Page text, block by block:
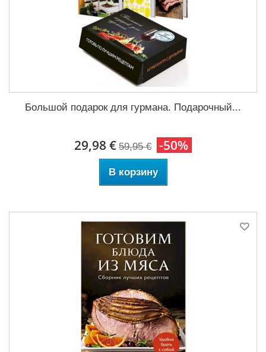
Большой подарок для гурмана. Подарочный...
29,98 € 59,95 € -50%
В корзину